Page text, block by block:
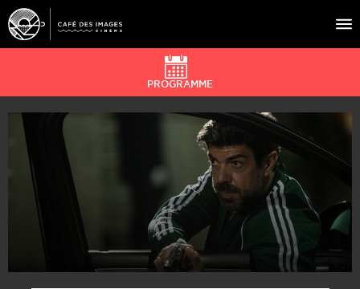
À L’AFFICHE
ÉVÉNEMENTS
CAFÉ DU CINÉ
PRATIQUE
ÉDUCATION AUX IMAGES
PROGRAMME